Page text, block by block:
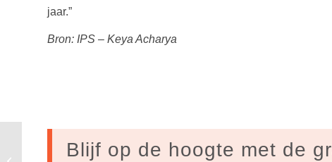
jaar.”
Bron: IPS – Keya Acharya
Blijf op de hoogte met de
Kamp teruggefloten: ontzorgmodel